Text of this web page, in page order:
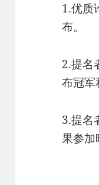
1.优质
布。
2.提名
布冠军
3.提名
果参加